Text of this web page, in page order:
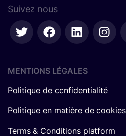
Suivez nous
MENTIONS LÉGALES
Politique de confidentialité
Politique en matière de cookies
Terms & Conditions platform